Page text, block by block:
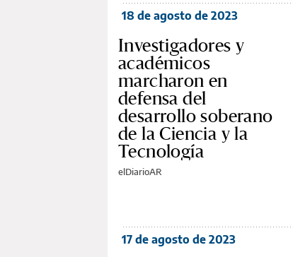
18 de agosto de 2023
Investigadores y
académicos
marcharon en
defensa del
desarrollo soberano
de la Ciencia y la
Tecnología
elDiarioAR
17 de agosto de 2023